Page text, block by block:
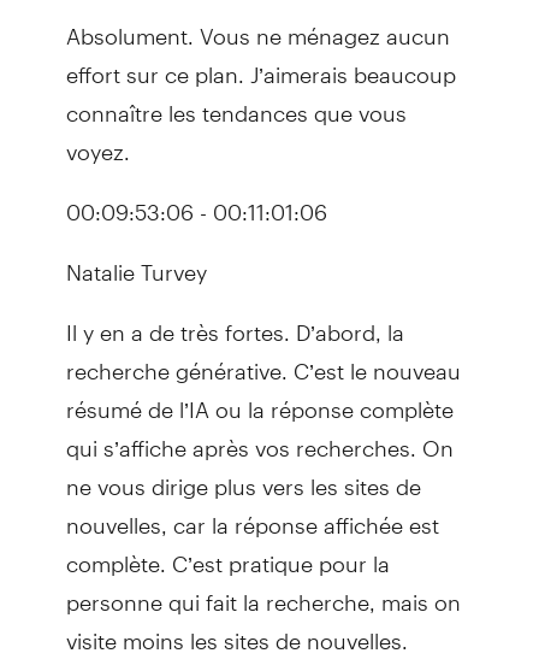
Absolument. Vous ne ménagez aucun
effort sur ce plan. J’aimerais beaucoup
connaître les tendances que vous
voyez.
00:09:53:06 - 00:11:01:06
Natalie Turvey
Il y en a de très fortes. D’abord, la
recherche générative. C’est le nouveau
résumé de l’IA ou la réponse complète
qui s’affiche après vos recherches. On
ne vous dirige plus vers les sites de
nouvelles, car la réponse affichée est
complète. C’est pratique pour la
personne qui fait la recherche, mais on
visite moins les sites de nouvelles.